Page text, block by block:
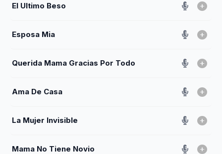
El Ultimo Beso
Esposa Mia
Querida Mama Gracias Por Todo
Ama De Casa
La Mujer Invisible
Mama No Tiene Novio